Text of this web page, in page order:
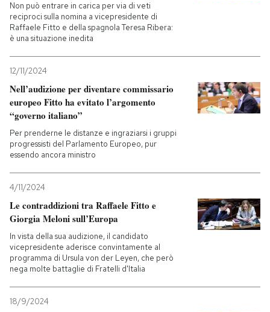
Non può entrare in carica per via di veti
reciproci sulla nomina a vicepresidente di
Raffaele Fitto e della spagnola Teresa Ribera:
è una situazione inedita
12/11/2024
Nell’audizione per diventare commissario
europeo Fitto ha evitato l’argomento
“governo italiano”
Per prenderne le distanze e ingraziarsi i gruppi
progressisti del Parlamento Europeo, pur
essendo ancora ministro
4/11/2024
Le contraddizioni tra Raffaele Fitto e
Giorgia Meloni sull’Europa
In vista della sua audizione, il candidato
vicepresidente aderisce convintamente al
programma di Ursula von der Leyen, che però
nega molte battaglie di Fratelli d'Italia
18/9/2024